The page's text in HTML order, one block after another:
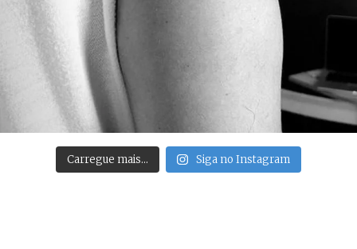
Carregue mais… Siga no Instagram